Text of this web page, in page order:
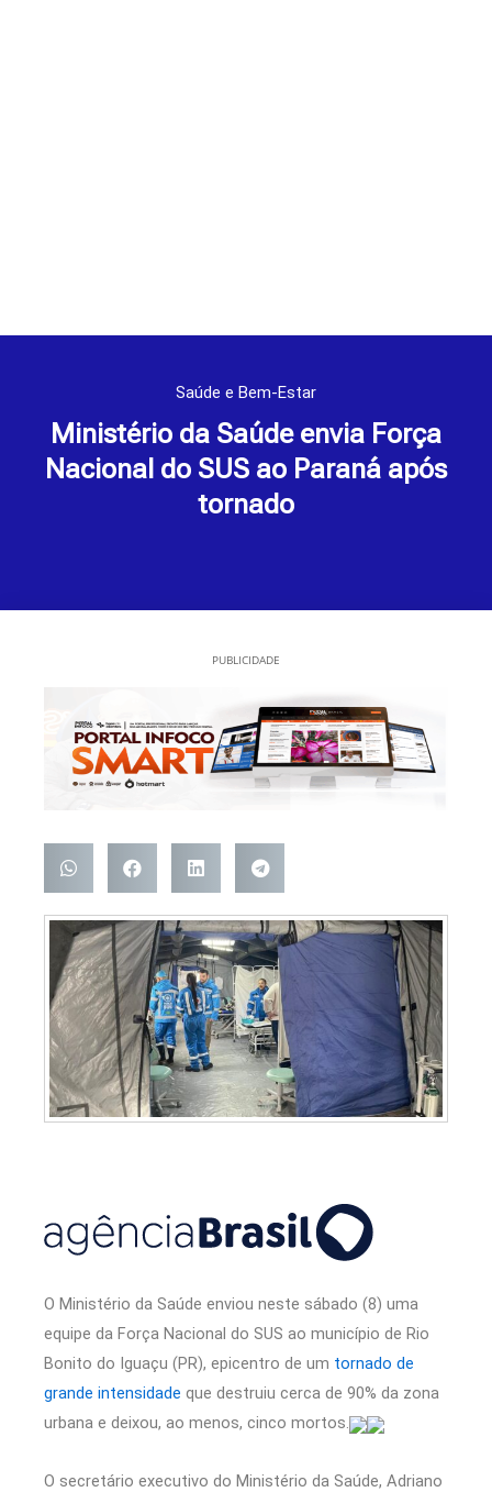
Saúde e Bem-Estar
Ministério da Saúde envia Força
Nacional do SUS ao Paraná após
tornado
PUBLICIDADE
O Ministério da Saúde enviou neste sábado (8) uma
equipe da Força Nacional do SUS ao município de Rio
Bonito do Iguaçu (PR), epicentro de um tornado de
grande intensidade que destruiu cerca de 90% da zona
urbana e deixou, ao menos, cinco mortos.
O secretário executivo do Ministério da Saúde, Adriano